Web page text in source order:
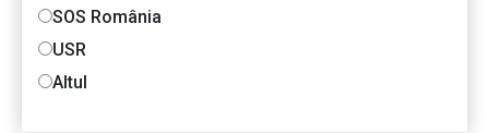
SOS România
USR
Altul